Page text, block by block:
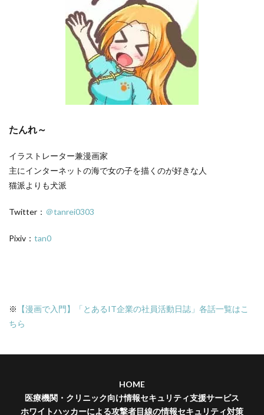
たんれ～
イラストレーター兼漫画家
主にインターネットの海で女の子を描くのが好きな人
猫派よりも犬派
Twitter： ＠tanrei0303
Pixiv： tan0
※
【漫画で入門】「とあるIT企業の社員活動日誌」各話一覧はこ
ちら
HOME
医療機関・クリニック向け情報セキュリティ支援サービス
ホワイトハッカーによる攻撃者目線の情報セキュリティ対策